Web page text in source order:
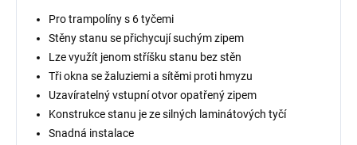
Pro trampolíny s 6 tyčemi
Stěny stanu se přichycují suchým zipem
Lze využít jenom stříšku stanu bez stěn
Tři okna se žaluziemi a sítěmi proti hmyzu
Uzavíratelný vstupní otvor opatřený zipem
Konstrukce stanu je ze silných laminátových tyčí
Snadná instalace